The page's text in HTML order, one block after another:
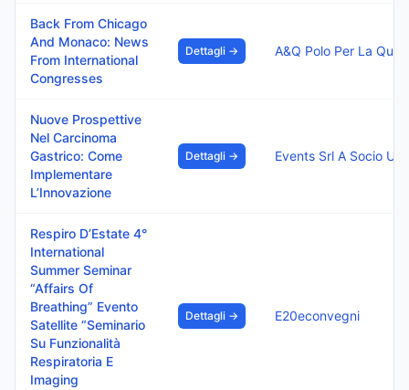
Back From Chicago
And Monaco: News
From International
Congresses
Dettagli →
Nuove Prospettive
Nel Carcinoma
Gastrico: Come
Implementare
L’Innovazione
Dettagli → Events Srl A Socio
Respiro D’Estate 4°
International
Summer Seminar
“Affairs Of
Breathing” Evento
Satellite “Seminario
Su Funzionalità
Respiratoria E
Imaging
Dettagli → E20econvegni